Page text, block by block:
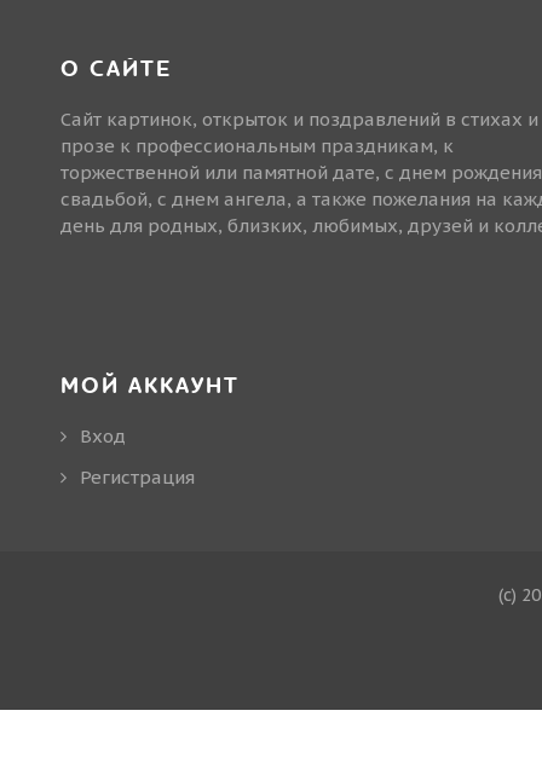
О САЙТЕ
Сайт картинок, открыток и поздравлений в стихах и
прозе к профессиональным праздникам, к
торжественной или памятной дате, с днем
свадьбой, с днем ангела, а также пожелания на
день для родных, близких, любимых, друзей и
МОЙ АККАУНТ
Вход
Регистрация
(c)